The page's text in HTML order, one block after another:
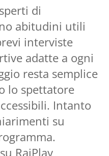
di
abitudini utili
interviste
adatte a ogni
resta semplice
lo spettatore
Intanto
su
RaiPlay